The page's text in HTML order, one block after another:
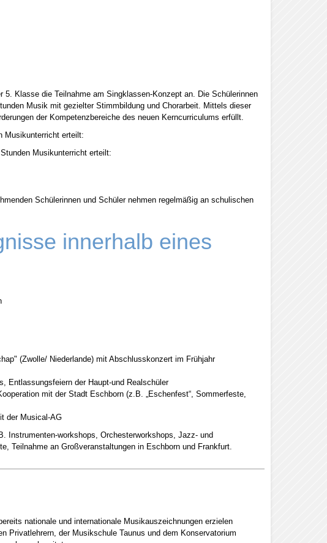
Klasse die Teilnahme am Singklassen-Konzept an. Die Schülerinnen
Musik mit gezielter Stimmbildung und Chorarbeit. Mittels dieser
der Kompetenzbereiche des neuen Kerncurriculums erfüllt.
Musikunterricht erteilt:
Musikunterricht erteilt:
Schülerinnen und Schüler nehmen regelmäßig an schulischen
innerhalb eines
(Zwolle/ Niederlande) mit Abschlusskonzert im Frühjahr
Entlassungsfeiern der Haupt-und Realschüler
mit der Stadt Eschborn (z.B. „Eschenfest“, Sommerfeste,
der Musical-AG
Instrumenten-workshops, Orchesterworkshops, Jazz- und
Teilnahme an Großveranstaltungen in Eschborn und Frankfurt.
nationale und internationale Musikauszeichnungen erzielen
Privatlehrern, der Musikschule Taunus und dem Konservatorium